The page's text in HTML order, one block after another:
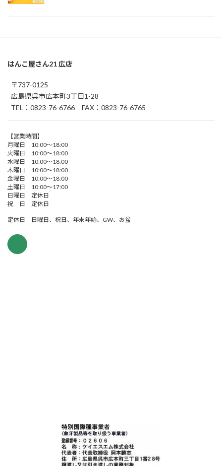
はんこ屋さん21 広店
〒737-0125
広島県呉市広本町3丁目1-28
TEL：0823-76-6766 FAX：0823-76-6765
【営業時間】
月曜日 10:00～18:00
火曜日 10:00～18:00
水曜日 10:00～18:00
木曜日 10:00～18:00
金曜日 10:00～18:00
土曜日 10:00～17:00
日曜日 定休日
祝 日 定休日
定休日 日曜日、祝日、年末年始、GW、お盆